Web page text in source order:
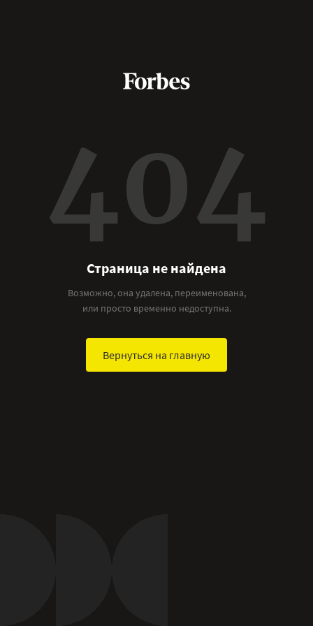
404
Страница не найдена
Возможно, она удалена, переименована,
или просто временно недоступна.
Вернуться на главную